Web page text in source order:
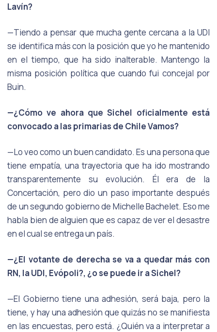
Lavín?
—Tiendo a pensar que mucha gente cercana a la UDI
se identifica más con la posición que yo he mantenido
en el tiempo, que ha sido inalterable. Mantengo la
misma posición política que cuando fui concejal por
Buin.
—¿Cómo ve ahora que Sichel oficialmente está
convocado a las primarias de Chile Vamos?
—Lo veo como un buen candidato. Es una persona que
tiene empatía, una trayectoria que ha ido mostrando
transparentemente su evolución. Él era de la
Concertación, pero dio un paso importante después
de un segundo gobierno de Michelle Bachelet. Eso me
habla bien de alguien que es capaz de ver el desastre
en el cual se entrega un país.
—¿El votante de derecha se va a quedar más con
RN, la UDI, Evópoli?, ¿o se puede ir a Sichel?
—El Gobierno tiene una adhesión, será baja, pero la
tiene, y hay una adhesión que quizás no se manifiesta
en las encuestas, pero está. ¿Quién va a interpretar a